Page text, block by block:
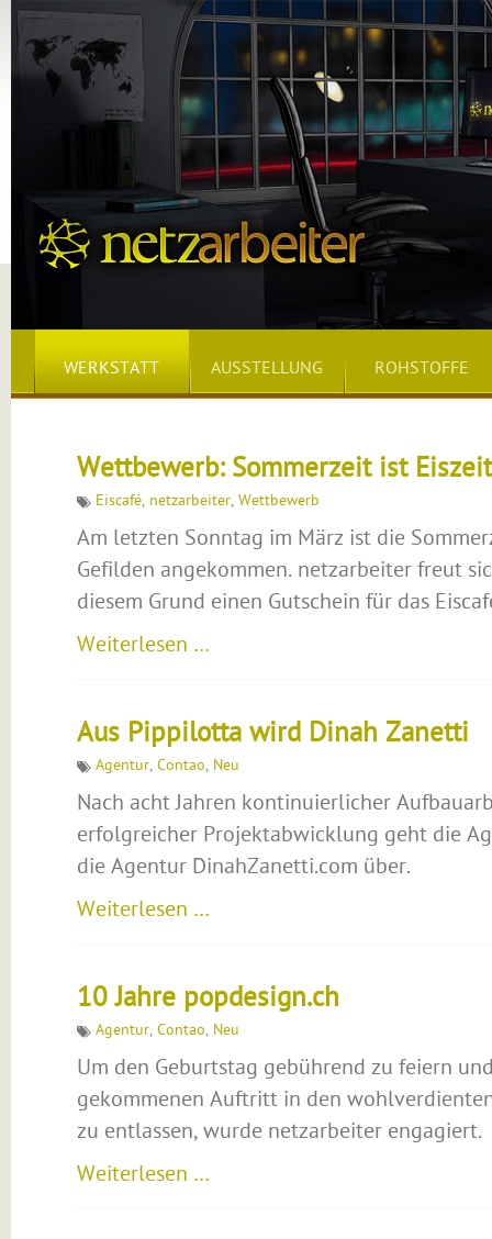
WERKSTATT AUSSTELLUNG ROHSTOFFE
Wettbewerb: Sommerzeit ist Eiszeit
Eiscafé, netzarbeiter, Wettbewerb
Am letzten Sonntag im März ist die
Gefilden angekommen. netzarbeiter freut
diesem Grund einen Gutschein für das
Weiterlesen …
Aus Pippilotta wird Dinah Zanetti
Agentur, Contao, Neu
Nach acht Jahren kontinuierlicher
erfolgreicher Projektabwicklung geht die
die Agentur DinahZanetti.com über.
Weiterlesen …
10 Jahre popdesign.ch
Agentur, Contao, Neu
Um den Geburtstag gebührend zu feiern
gekommenen Auftritt in den
zu entlassen, wurde netzarbeiter engagiert.
Weiterlesen …